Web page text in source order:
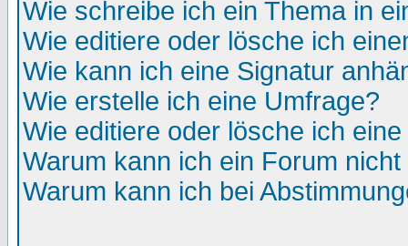
Wie schreibe ich ein Thema in
Wie editiere oder lösche ich
Wie kann ich eine Signatur
Wie erstelle ich eine Umfrage?
Wie editiere oder lösche ich
Warum kann ich ein Forum
Warum kann ich bei